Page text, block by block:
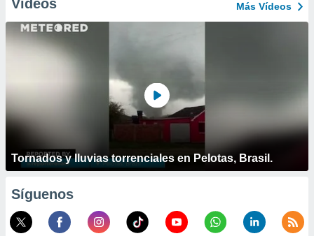
Vídeos Más Vídeos
Tornados y lluvias torrenciales en Pelotas, Brasil.
Síguenos